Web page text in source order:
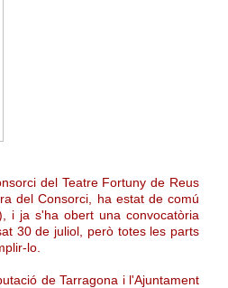
del Teatre Fortuny de Reus
del Consorci, ha estat de comú
i ja s'ha obert una convocatòria
30 de juliol, però totes les parts
lo.
de Tarragona i l'Ajuntament